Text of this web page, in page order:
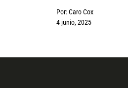
Por:Caro Cox
4 junio, 2025